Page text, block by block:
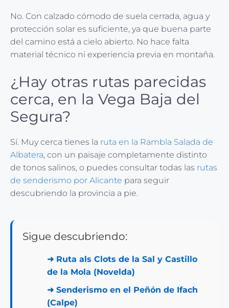
No. Con calzado cómodo de suela cerrada, agua y
protección solar es suficiente, ya que buena parte
del camino está a cielo abierto. No hace falta
material técnico ni experiencia previa en montaña.
¿Hay otras rutas parecidas
cerca, en la Vega Baja del
Segura?
Sí. Muy cerca tienes la ruta en la Rambla Salada de
Albatera, con un paisaje completamente distinto
de tonos salinos, o puedes consultar todas las rutas
de senderismo por Alicante para seguir
descubriendo la provincia a pie.
Sigue descubriendo:
➜ Ruta als Clots de la Sal y Castillo
de la Mola (Novelda)
➜ Senderismo en el Peñón de Ifach
(Calpe)